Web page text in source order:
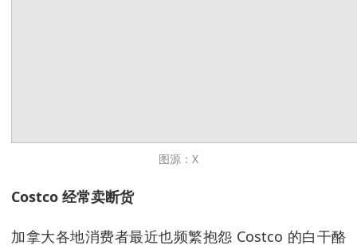
图源：X
Costco 经常卖断货
加拿大各地消费者最近也频繁抱怨 Costco 的白干酪